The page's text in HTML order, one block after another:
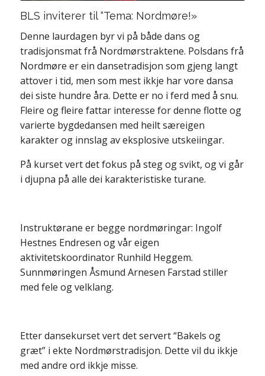
BLS inviterer til “Tema: Nordmøre!»
Denne laurdagen byr vi på både dans og
tradisjonsmat frå Nordmørstraktene. Polsdans frå
Nordmøre er ein dansetradisjon som gjeng langt
attover i tid, men som mest ikkje har vore dansa
dei siste hundre åra. Dette er no i ferd med å snu.
Fleire og fleire fattar interesse for denne flotte og
varierte bygdedansen med heilt særeigen
karakter og innslag av eksplosive utskeiingar.
På kurset vert det fokus på steg og svikt, og vi går
i djupna på alle dei karakteristiske turane.
Instruktørane er begge nordmøringar: Ingolf
Hestnes Endresen og vår eigen
aktivitetskoordinator Runhild Heggem.
Sunnmøringen Åsmund Arnesen Farstad stiller
med fele og velklang.
Etter dansekurset vert det servert “Bakels og
græt” i ekte Nordmørstradisjon. Dette vil du ikkje
med andre ord ikkje misse.